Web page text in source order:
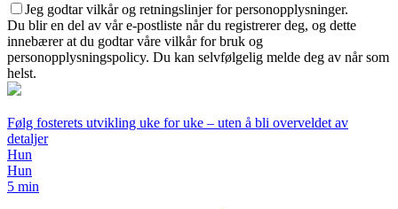
Jeg godtar vilkår og retningslinjer for personopplysninger.
Du blir en del av vår e-postliste når du registrerer deg, og dette
innebærer at du godtar våre vilkår for bruk og
personopplysningspolicy. Du kan selvfølgelig melde deg av når som
helst.
Følg fosterets utvikling uke for uke – uten å bli overveldet av
detaljer
Hun
Hun
5 min